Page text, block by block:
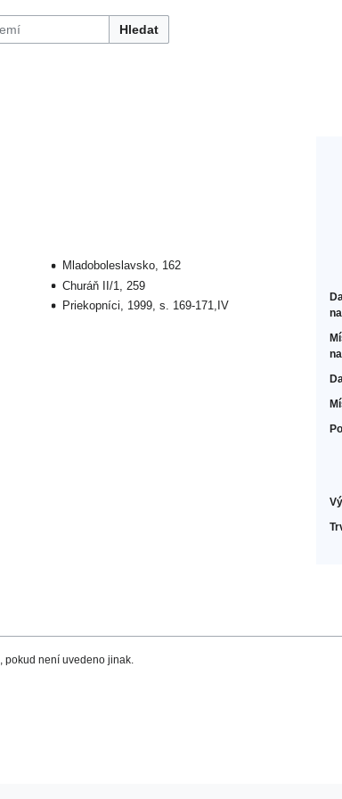
Hledat
Mladoboleslavsko, 162
Churáň II/1, 259
Priekopníci, 1999, s. 169-171,IV
, pokud není uvedeno jinak.